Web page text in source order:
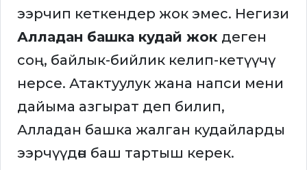
ээрчип кеткендер жок эмес. Негизи
Алладан башка кудай жок деген
соң, байлык-бийлик келип-кетүүчү
нерсе. Атактуулук жана напси мени
дайыма азгырат деп билип,
Алладан башка жалган кудайларды
ээрчүүдөн баш тартыш керек.